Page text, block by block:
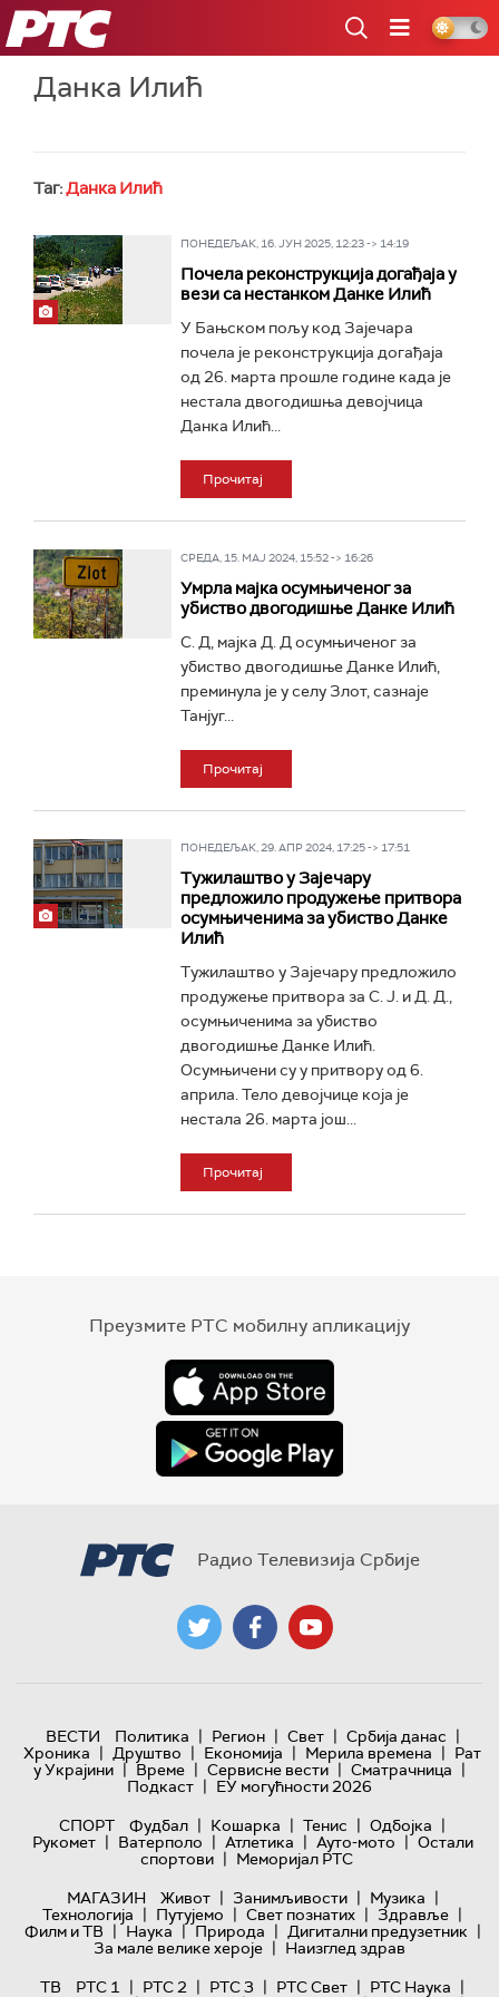
РТС
Данка Илић
Таг:Данка Илић
ПОНЕДЕЉАК, 16. ЈУН 2025, 12:23 -> 14:19
Почела реконструкција догађаја у
вези са нестанком Данке Илић
У Бањском пољу код Зајечара
почела je реконструкција догађаја
од 26. марта прошле године када је
нестала двогодишња девојчица
Данка Илић...
Прочитај
СРЕДА, 15. МАЈ 2024, 15:52 -> 16:26
Умрла мајка осумњиченог за
убиство двогодишње Данке Илић
С. Д, мајка Д. Д осумњиченог за
убиство двогодишње Данке Илић,
преминула је у селу Злот, сазнаје
Танјуг...
Прочитај
ПОНЕДЕЉАК, 29. АПР 2024, 17:25 -> 17:51
Тужилаштво у Зајечару
предложило продужење притвора
осумњиченима за убиство Данке
Илић
Тужилаштво у Зајечару предложило
продужење притвора за С. Ј. и Д. Д.,
осумњиченима за убиство
двогодишње Данке Илић.
Осумњичени су у притвору од 6.
априла. Тело девојчице која је
нестала 26. марта још...
Прочитај
Преузмите РТС мобилну апликацију
Радио Телевизија Србије
ВЕСТИ Политика | Регион | Свет | Србија данас |
Хроника | Друштво | Економија | Мерила времена | Рат
у Украјини | Време | Сервисне вести | Сматрачница |
Подкаст | ЕУ могућности 2026
СПОРТ
Фудбал | Кошарка | Тенис | Одбојка |
Рукомет | Ватерполо | Атлетика | Ауто-мото | Остали
спортови | Меморијал РТС
МАГАЗИН
Живот | Занимљивости | Музика |
Технологијa | Путујемо | Свет познатих | Здравље |
Филм и ТВ | Наука | Природа | Дигитални предузетник |
За мале велике хероје | Наизглед здрав
ТВ
РТС 1 | РТС 2 | РТС 3 | РТС Свет | РТС Наука |